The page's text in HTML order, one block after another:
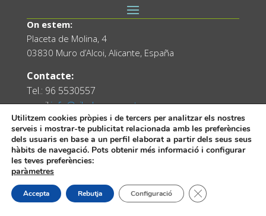
On estem:
Placeta de Molina, 4
03830 Muro d’Alcoi, Alicante, España
Contacte:
Tel.: 96 5530557
email:info@vilademuro.net
Web desenvolupada pel Servei d'Informàtica
Utilitzem cookies pròpies i de tercers per analitzar els nostres
serveis i mostrar-te publicitat relacionada amb les preferències
dels usuaris en base a un perfil elaborat a partir dels seus seus
hàbits de navegació. Pots obtenir més informació i configurar
les teves preferències:
paràmetres
Accepta Rebutja Configuració Tanca el bàner de